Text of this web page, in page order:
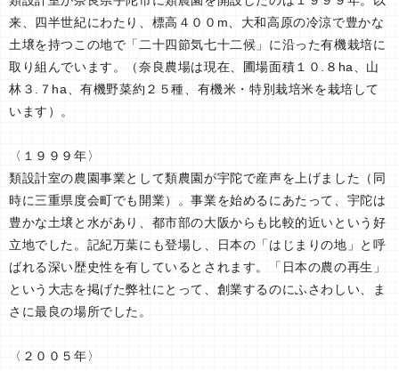
来、四半世紀にわたり、標高４００m、大和高原の冷涼で豊かな
土壌を持つこの地で「二十四節気七十二候」に沿った有機栽培に
取り組んでいます。（奈良農場は現在、圃場面積１０.８ha、山
林３.７ha、有機野菜約２５種、有機米・特別栽培米を栽培して
います）。
〈１９９９年〉
類設計室の農園事業として類農園が宇陀で産声を上げました（同
時に三重県度会町でも開業）。事業を始めるにあたって、宇陀は
豊かな土壌と水があり、都市部の大阪からも比較的近いという好
立地でした。記紀万葉にも登場し、日本の「はじまりの地」と呼
ばれる深い歴史性を有しているとされます。「日本の農の再生」
という大志を掲げた弊社にとって、創業するのにふさわしい、ま
さに最良の場所でした。
〈２００５年〉